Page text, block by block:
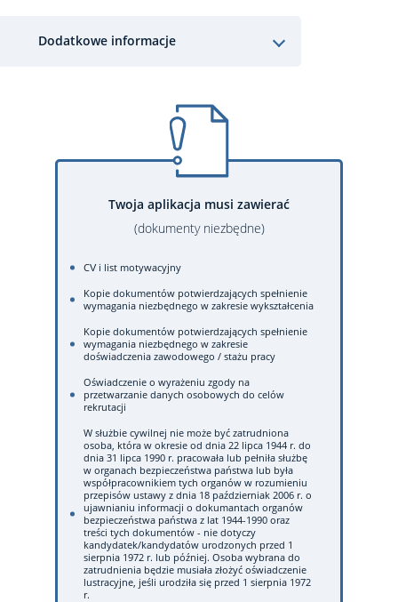
Dodatkowe informacje
Twoja aplikacja musi zawierać
(dokumenty niezbędne)
CV i list motywacyjny
Kopie dokumentów potwierdzających spełnienie
wymagania niezbędnego w zakresie wykształcenia
Kopie dokumentów potwierdzających spełnienie
wymagania niezbędnego w zakresie
doświadczenia zawodowego / stażu pracy
Oświadczenie o wyrażeniu zgody na
przetwarzanie danych osobowych do celów
rekrutacji
W służbie cywilnej nie może być zatrudniona
osoba, która w okresie od dnia 22 lipca 1944 r. do
dnia 31 lipca 1990 r. pracowała lub pełniła służbę
w organach bezpieczeństwa państwa lub była
współpracownikiem tych organów w rozumieniu
przepisów ustawy z dnia 18 październiak 2006 r. o
ujawnianiu informacji o dokumantach organów
bezpieczeństwa państwa z lat 1944-1990 oraz
treści tych dokumentów - nie dotyczy
kandydatek/kandydatów urodzonych przed 1
sierpnia 1972 r. lub później. Osoba wybrana do
zatrudnienia będzie musiała złożyć oświadczenie
lustracyjne, jeśli urodziła się przed 1 sierpnia 1972
r.